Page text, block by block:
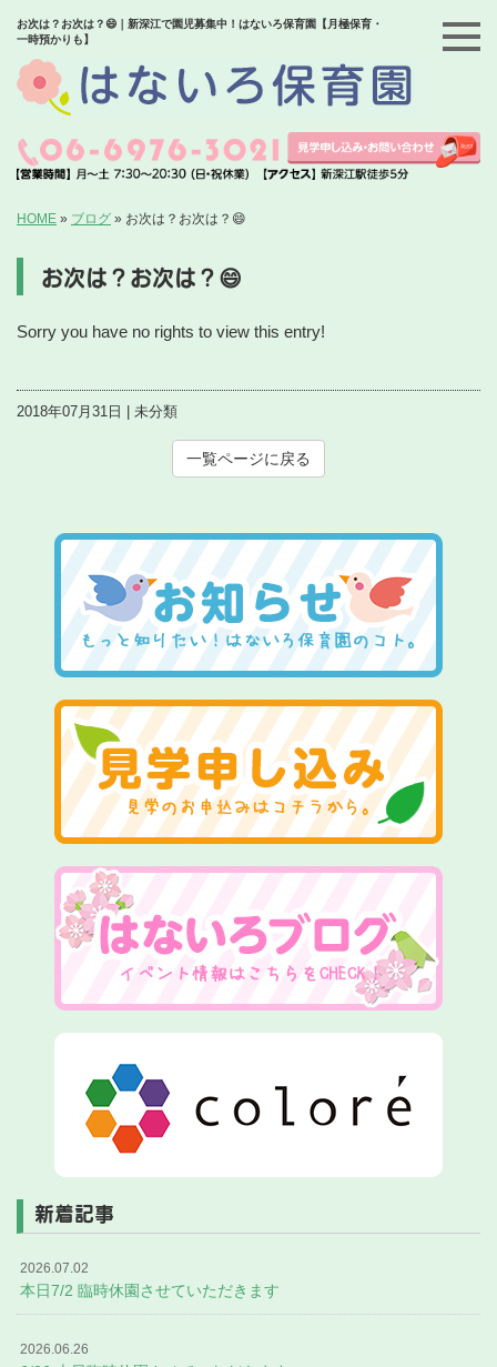
お次は？お次は？😄｜新深江で園児募集中！はないろ保育園【月極保育・
一時預かりも】
HOME » ブログ » お次は？お次は？😄
お次は？お次は？😄
Sorry you have no rights to view this entry!
2018年07月31日 | 未分類
一覧ページに戻る
新着記事
2026.07.02
本日7/2 臨時休園させていただきます
2026.06.26